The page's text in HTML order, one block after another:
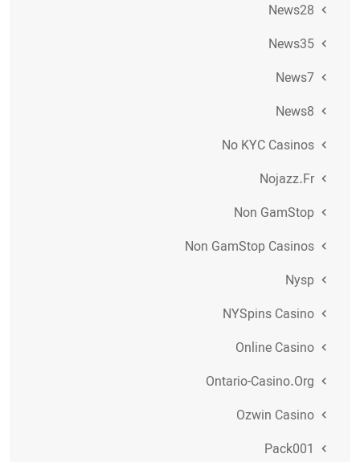
News28
News35
News7
News8
No KYC Casinos
Nojazz.fr
Non GamStop
Non GamStop Casinos
Nysp
NYSpins Casino
Online Casino
Ontario-Casino.org
Ozwin Casino
Pack001